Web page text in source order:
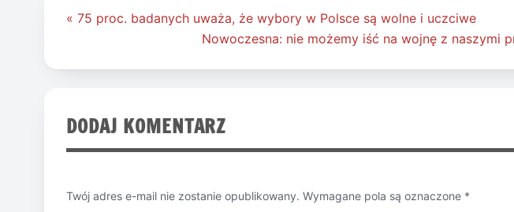
Nawigacja
« 75 proc. badanych uważa, że wybory w Polsce są wolne i uczciwe
Nowoczesna: nie możemy iść na wojnę z naszymi
DODAJ KOMENTARZ
Twój adres e-mail nie zostanie opublikowany. Wymagane pola są oznaczone *